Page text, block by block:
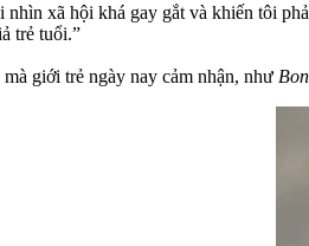
nhìn xã hội khá gay gắt và khiến tôi
trẻ tuổi.”
giới trẻ ngày nay cảm nhận, như